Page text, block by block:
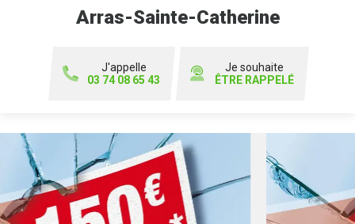
Arras-Sainte-Catherine
J'appelle
03 74 08 65 43
Je souhaite
ÊTRE RAPPELÉ